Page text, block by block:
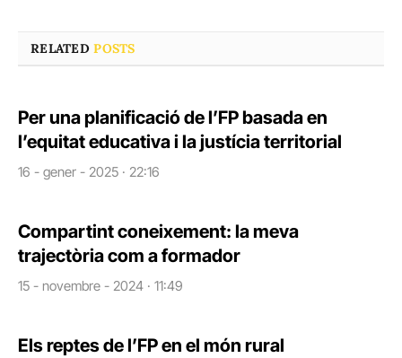
RELATEDPOSTS
Per una planificació de l’FP basada en
l’equitat educativa i la justícia territorial​
16 - gener - 2025 · 22:16
Compartint coneixement: la meva
trajectòria com a formador​
15 - novembre - 2024 · 11:49
Els reptes de l’FP en el món rural​